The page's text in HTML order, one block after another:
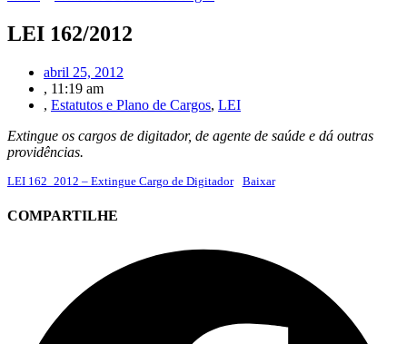
LEI 162/2012
abril 25, 2012
, 11:19 am
, Estatutos e Plano de Cargos, LEI
Extingue os cargos de digitador, de agente de saúde e dá outras
providências.
LEI 162_2012 – Extingue Cargo de Digitador Baixar
COMPARTILHE